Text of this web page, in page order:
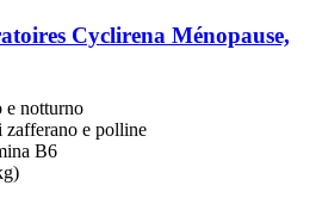
Cyclirena Ménopause,
e notturno
zafferano e polline
B6